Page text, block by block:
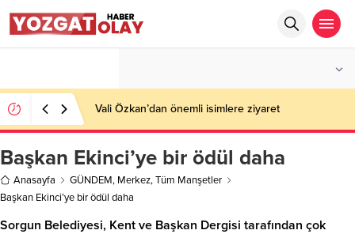
Vali Özkan’dan önemli isimlere ziyaret
Başkan Ekinci’ye bir ödül daha
Anasayfa GÜNDEM, Merkez,Tüm Manşetler
Başkan Ekinci’ye bir ödül daha
Sorgun Belediyesi, Kent ve Başkan Dergisi tarafından çok